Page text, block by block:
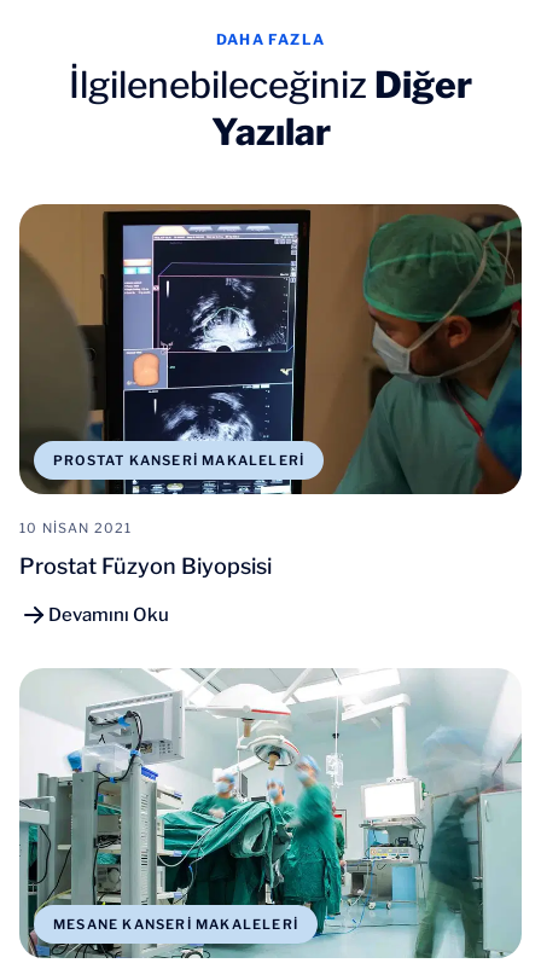
DAHA FAZLA
İlgilenebileceğiniz Diğer
Yazılar
PROSTAT KANSERI MAKALELERI
10 NISAN 2021
Prostat Füzyon Biyopsisi
Devamını Oku
MESANE KANSERI MAKALELERI